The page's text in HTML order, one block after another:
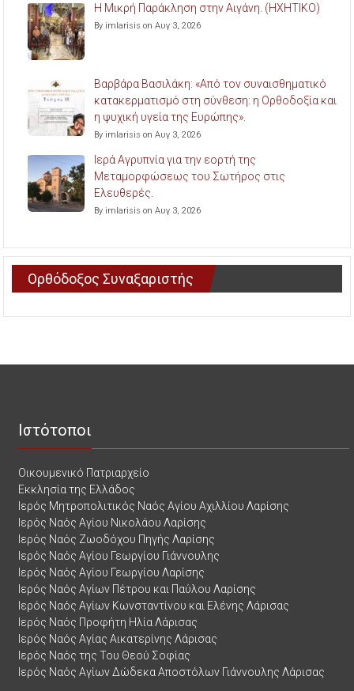
Η Μικρή Παράκληση στην Αιγάνη. (ΗΧΗΤΙΚΟ)
By imlarisis on Αυγ 3, 2026
Βαρβάρα Βασιλάκη: «Από τον συναισθηματικό
κατακερματισμό στη σύνθεση: η Ορθοδοξία και
η ψυχική υγεία της Ευρώπης».
By imlarisis on Αυγ 3, 2026
Ιερά Αγρυπνία για την εορτή της
Μεταμορφώσεως του Σωτήρος στις
Ελευθερές.
By imlarisis on Αυγ 3, 2026
Ορθόδοξος Συναξαριστής
Ιστότοποι
Οικουμενικό Πατριαρχείο
Εκκλησία της Ελλάδος
Ιερός Μητροπολιτικός Ναός Αγίου Αχιλλίου Λαρίσης
Ιερός Ναός Αγίου Νικολάου Λαρίσης
Ιερός Ναός Ζωοδόχου Πηγής Λαρίσης
Ιερός Ναός Αγίου Γεωργίου Γιάννουλης
Ιερός Ναός Αγίου Γεωργίου Λαρίσης
Ιερός Ναός Αγίων Πέτρου και Παύλου Λαρίσης
Ιερός Ναός Αγίων Κωνσταντίνου και Ελένης Λάρισας
Ιερός Ναός Προφήτη Ηλία Λάρισας
Ιερός Ναός Αγίας Αικατερίνης Λάρισας
Ιερός Ναός της Του Θεού Σοφίας
Ιερός Ναός Αγίων Δώδεκα Αποστόλων Γιάννουλης Λάρισας